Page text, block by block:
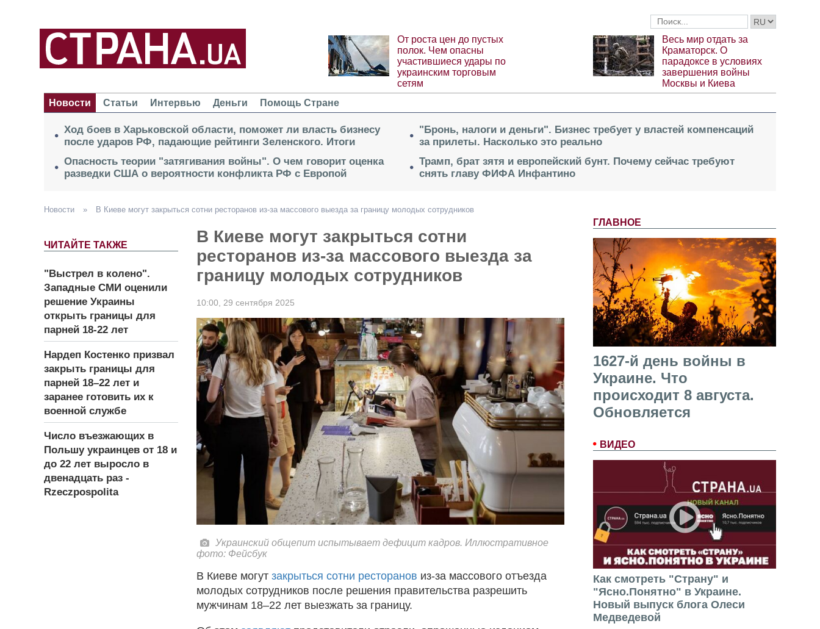
От роста цен до пустых
полок. Чем опасны
участившиеся удары по
украинским торговым
сетям
Весь мир отдать за
Краматорск. О
парадоксе в условиях
завершения войны
Москвы и Киева
Новости
Статьи Интервью Деньги Помощь Стране
Ход боев в Харьковской области, поможет ли власть бизнесу
после ударов РФ, падающие рейтинги Зеленского. Итоги
Опасность теории "затягивания войны". О чем говорит оценка
разведки США о вероятности конфликта РФ с Европой
"Бронь, налоги и деньги". Бизнес требует у властей компенсаций
за прилеты. Насколько это реально
Трамп, брат зятя и европейский бунт. Почему сейчас требуют
снять главу ФИФА Инфантино
ГЛАВНОЕ
1627-й день войны в
Украине. Что
происходит 8 августа.
Обновляется
ВИДЕО
Как смотреть "Страну" и
"Ясно.Понятно" в Украине.
Новый выпуск блога Олеси
Медведевой
Новости » В Киеве могут закрыться сотни ресторанов из-за массового выезда за границу молодых сотрудников
ЧИТАЙТЕ ТАКЖЕ
"Выстрел в колено".
Западные СМИ оценили
решение Украины
открыть границы для
парней 18-22 лет
Нардеп Костенко призвал
закрыть границы для
парней 18–22 лет и
заранее готовить их к
военной службе
Число въезжающих в
Польшу украинцев от 18 и
до 22 лет выросло в
двенадцать раз -
Rzeczpospolita
В Киеве могут закрыться сотни
ресторанов из-за массового выезда за
границу молодых сотрудников
10:00, 29 сентября 2025
Украинский общепит испытывает дефицит кадров. Иллюстративное
фото: Фейсбук
В Киеве могут закрыться сотни ресторанов из-за массового отъезда
молодых сотрудников после решения правительства разрешить
мужчинам 18–22 лет выезжать за границу.